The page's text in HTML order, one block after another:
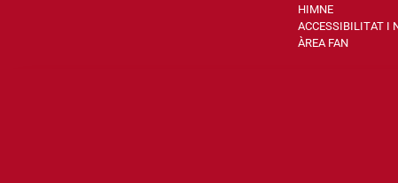
HIMNE
ACCESSIBILITAT I
ÀREA FAN